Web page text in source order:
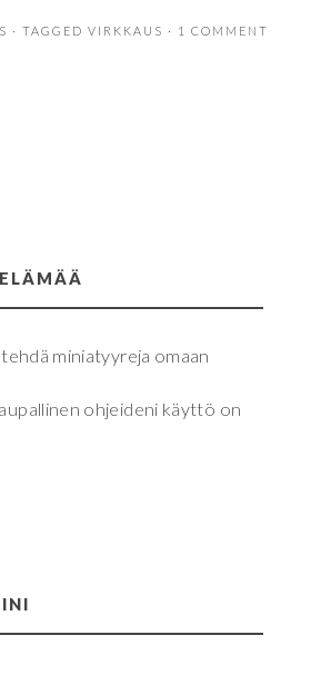
· TAGGEDVIRKKAUS · 1 COMMENT
miniatyyreja omaan
ohjeideni käyttö on